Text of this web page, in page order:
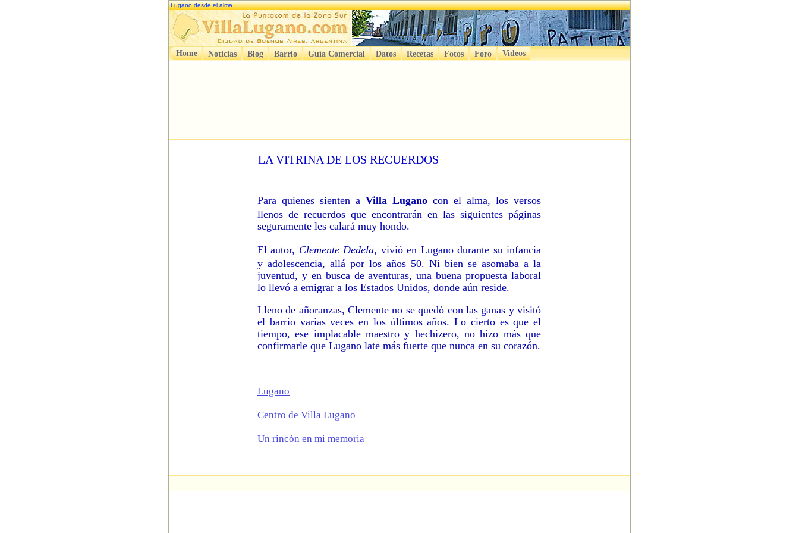
Lugano desde el alma...
Home Noticias Blog Barrio Guía Comercial Datos Recetas Fotos Foro Videos
LA VITRINA DE LOS RECUERDOS
Para quienes sienten a Villa Lugano con el alma, los versos
llenos de recuerdos que encontrarán en las siguientes páginas
seguramente les calará muy hondo.
El autor, Clemente Dedela, vivió en Lugano durante su infancia
y adolescencia, allá por los años 50. Ni bien se asomaba a la
juventud, y en busca de aventuras, una buena propuesta laboral
lo llevó a emigrar a los Estados Unidos, donde aún reside.
Lleno de añoranzas, Clemente no se quedó con las ganas y visitó
el barrio varias veces en los últimos años. Lo cierto es que el
tiempo, ese implacable maestro y hechizero, no hizo más que
confirmarle que Lugano late más fuerte que nunca en su corazón.
Lugano
Centro de Villa Lugano
Un rincón en mi memoria